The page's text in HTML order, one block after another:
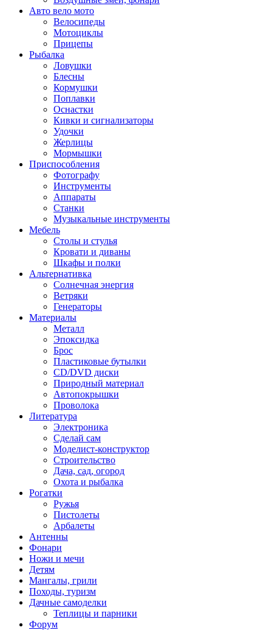
Авто вело мото
Велосипеды
Мотоциклы
Прицепы
Рыбалка
Ловушки
Блесны
Кормушки
Поплавки
Оснастки
Кивки и сигнализаторы
Удочки
Жерлицы
Мормышки
Приспособления
Фотографу
Инструменты
Аппараты
Станки
Музыкальные инструменты
Мебель
Столы и стулья
Кровати и диваны
Шкафы и полки
Альтернативка
Солнечная энергия
Ветряки
Генераторы
Материалы
Металл
Эпоксидка
Брос
Пластиковые бутылки
CD/DVD диски
Природный материал
Автопокрышки
Проволока
Литература
Электроника
Сделай сам
Моделист-конструктор
Строительство
Дача, сад, огород
Охота и рыбалка
Рогатки
Ружья
Пистолеты
Арбалеты
Антенны
Фонари
Ножи и мечи
Детям
Мангалы, грили
Походы, туризм
Дачные самоделки
Теплицы и парники
Форум